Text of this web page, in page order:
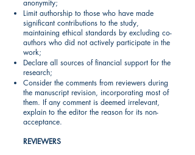
anonymity;
Limit authorship to those who have made
significant contributions to the study,
maintaining ethical standards by excluding co-
authors who did not actively participate in the
work;
Declare all sources of financial support for the
research;
Consider the comments from reviewers during
the manuscript revision, incorporating most of
them. If any comment is deemed irrelevant,
explain to the editor the reason for its non-
acceptance.
REVIEWERS